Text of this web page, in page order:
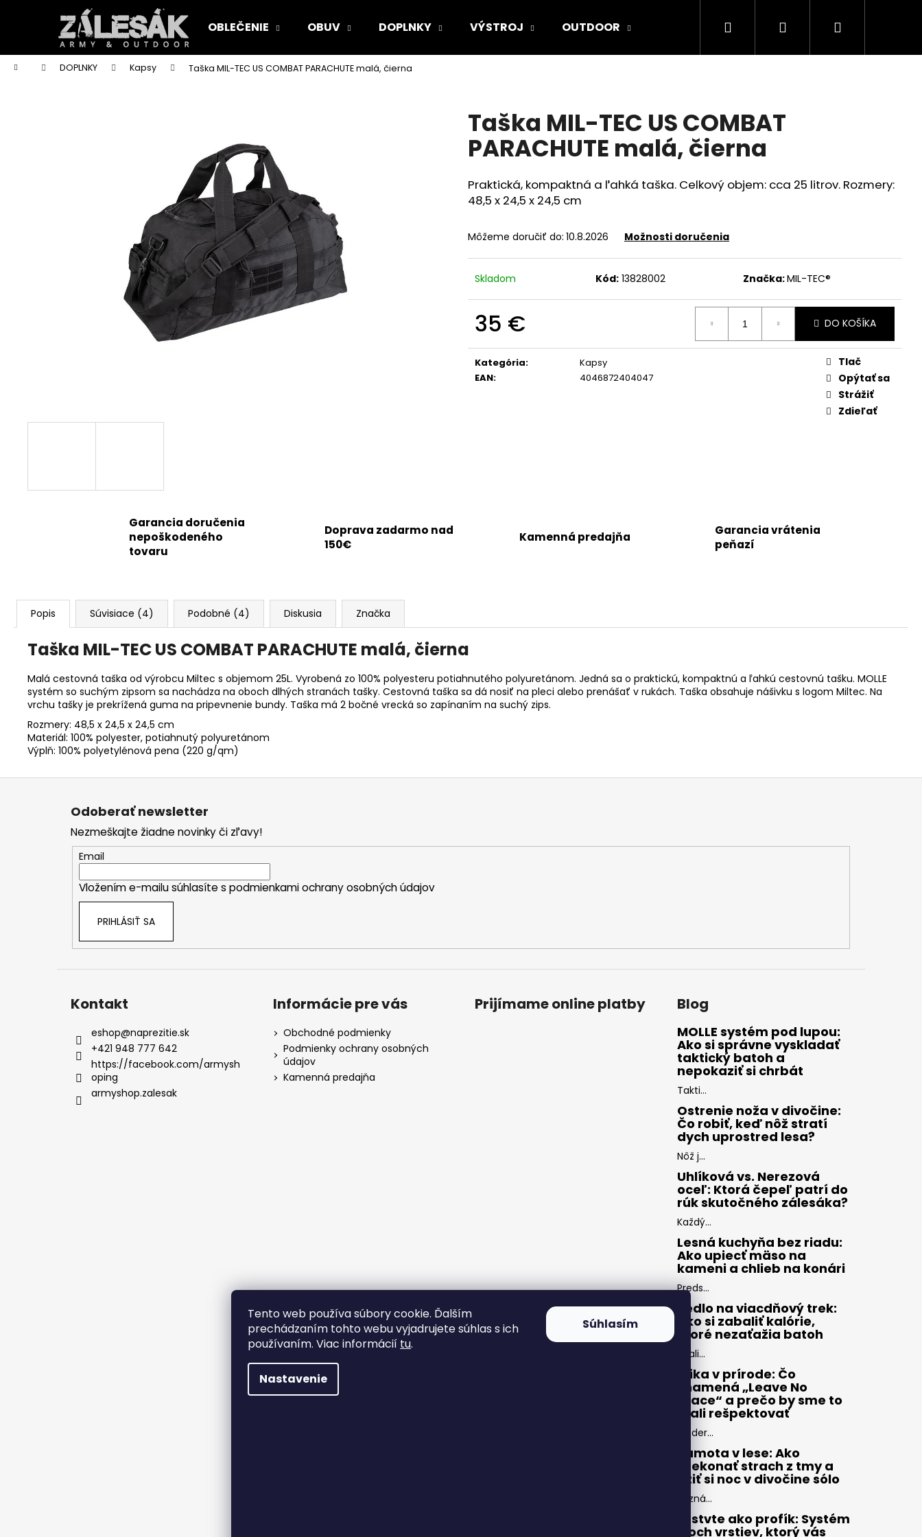
Tento web používa súbory cookie. Ďalším
prechádzaním tohto webu vyjadrujete súhlas s ich
používaním. Viac informácií tu.
Nastavenie
Súhlasím
OBLEČENIE OBUV DOPLNKY VÝSTROJ OUTDOOR ARMY ORIGINAL Kamenná predajňa
Hľadať PrihlásenieNákupný
Domov DOPLNKY Kapsy Taška MIL-TEC US COMBAT PARACHUTE malá, čierna
Taška MIL-TEC US COMBAT
PARACHUTE malá, čierna
Praktická, kompaktná a ľahká taška. Celkový objem: cca 25 litrov. Rozmery:
48,5 x 24,5 x 24,5 cm
Môžeme doručiť do: 10.8.2026 Možnosti doručenia
Skladom Kód: 13828002 Značka:MIL-TEC®
35 €
cena:
DO KOŠÍKA
Kategória:
Kapsy
EAN: 4046872404047
Tlač
Opýtať sa
Strážiť
Zdieľať
Garancia doručenia
nepoškodeného
tovaru
Doprava zadarmo nad
150€
Kamenná predajňa
Garancia vrátenia
peňazí
Popis Súvisiace (4) Podobné (4) Diskusia Značka
Taška MIL-TEC US COMBAT PARACHUTE malá, čierna
Malá cestovná taška od výrobcu Miltec s objemom 25L. Vyrobená zo 100% polyesteru potiahnutého polyuretánom. Jedná sa o praktickú, kompaktnú a ľahkú cestovnú tašku. MOLLE
systém so suchým zipsom sa nachádza na oboch dlhých stranách tašky. Cestovná taška sa dá nosiť na pleci alebo prenášať v rukách. Taška obsahuje nášivku s logom Miltec. Na
vrchu tašky je prekrížená guma na pripevnenie bundy. Taška má 2 bočné vrecká so zapínaním na suchý zips.
Rozmery: 48,5 x 24,5 x 24,5 cm
Materiál: 100% polyester, potiahnutý polyuretánom
Výplň: 100% polyetylénová pena (220 g/qm)
í
Späť
do
obchodu
Späť
do
obchodu
Čo potrebujete nájsť?
HĽADAŤ
Z
Odoberať newsletter
Nezmeškajte žiadne novinky či zľavy!
Email
Vložením e-mailu súhlasíte s podmienkami ochrany osobných údajov
PRIHLÁSIŤ SA
Kontakt
eshop@naprezitie.sk
+421 948 777 642
https://facebook.com/armysh
oping
armyshop.zalesak
Informácie pre vás
Obchodné podmienky
Podmienky ochrany osobných
údajov
Kamenná predajňa
Prijímame online platby Blog
MOLLE systém pod lupou:
Ako si správne vyskladať
taktický batoh a
nepokaziť si chrbát
Takti...
Ostrenie noža v divočine:
Čo robiť, keď nôž stratí
dych uprostred lesa?
Nôž j...
Uhlíková vs. Nerezová
oceľ: Ktorá čepeľ patrí do
rúk skutočného zálesáka?
Každý...
Lesná kuchyňa bez riadu:
Ako upiecť mäso na
kameni a chlieb na konári
Preds...
Jedlo na viacdňový trek:
Ako si zabaliť kalórie,
ktoré nezaťažia batoh
Zbali...
Etika v prírode: Čo
znamená „Leave No
Trace“ a prečo by sme to
mali rešpektovať
Moder...
Samota v lese: Ako
prekonať strach z tmy a
užiť si noc v divočine sólo
Pozná...
Vrstvte ako profík: Systém
troch vrstiev, ktorý vás